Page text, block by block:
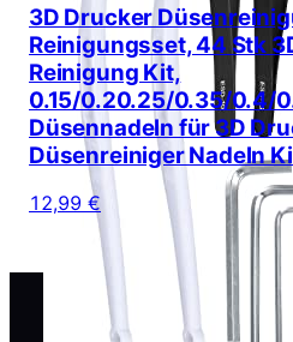
3D Drucker
Reinigungsset, 44 Stk
Reinigung Kit,
0.15/0.20.25/0.35/0.4/
Düsennadeln für 3D
Düsenreiniger Nadeln
12,99 €